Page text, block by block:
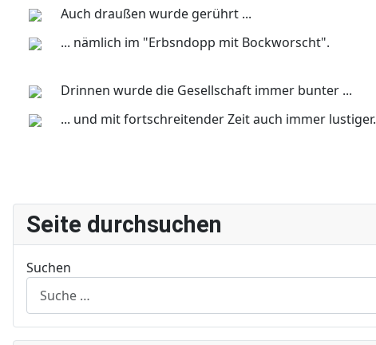
Auch draußen wurde gerührt ...
... nämlich im "Erbsndopp mit Bockworscht".
Drinnen wurde die Gesellschaft immer bunter ...
... und mit fortschreitender Zeit auch immer lustiger.
Seite durchsuchen
Suchen